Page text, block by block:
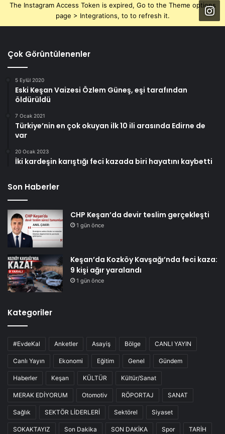
The Instagram Access Token is expired, Go to the Theme options
page > Integrations, to to refresh it.
Çok Görüntülenenler
5 Eylül 2020
Eski Keşan Vaizesi Özlem Güneş, eşi tarafından
öldürüldü
7 Ocak 2021
Türkiye’nin en çok okuyan ilk 10 ili arasında Edirne de
var
20 Ocak 2023
İki kardeşin karıştığı feci kazada biri hayatını kaybetti
Son Haberler
CHP Keşan’da devir teslim gerçekleşti
1 gün önce
Keşan’da Kozköy Kavşağı’nda feci kaza:
9 kişi ağır yaralandı
1 gün önce
Kategoriler
#EvdeKal Anketler Asayiş Bölge CANLI YAYIN
Canlı Yayın Ekonomi Eğitim Genel Gündem
Haberler Keşan KÜLTÜR Kültür/Sanat
MERAK EDİYORUM Otomotiv RÖPORTAJ SANAT
Sağlık SEKTÖR LİDERLERİ Sektörel Siyaset
SOKAKTAYIZ Son Dakika SON DAKİKA Spor TARİH